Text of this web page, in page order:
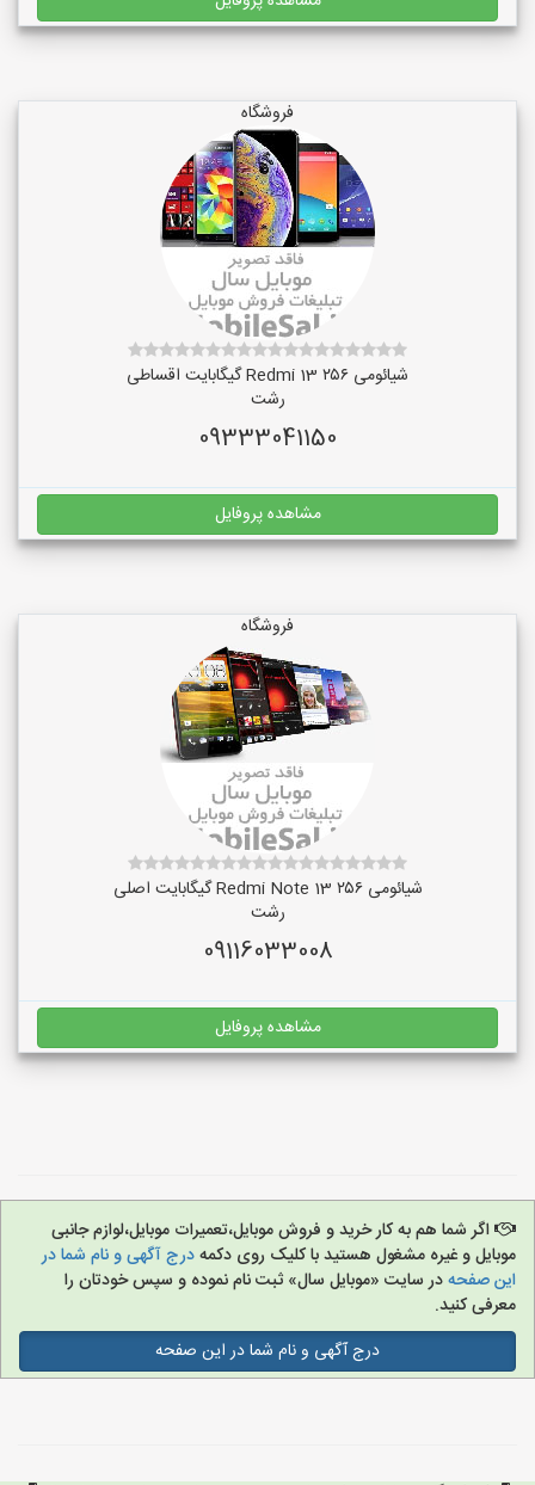
فروشگاه
شیائومی Redmi 13 ۲۵۶ گیگابایت اقساطی
رشت
09333041150
مشاهده پروفایل
فروشگاه
شیائومی Redmi Note 13 ۲۵۶ گیگابایت اصلی
رشت
09116033008
مشاهده پروفایل
اگر شما هم به کار خرید و فروش موبایل،تعمیرات موبایل،لوازم جانبی
موبایل و غیره مشغول هستید با کلیک روی دکمهدرج آگهی و نام شما در
این صفحهدر سایت «موبایل سال» ثبت نام نموده و سپس خودتان را
معرفی کنید.
درج آگهی و نام شما در این صفحه